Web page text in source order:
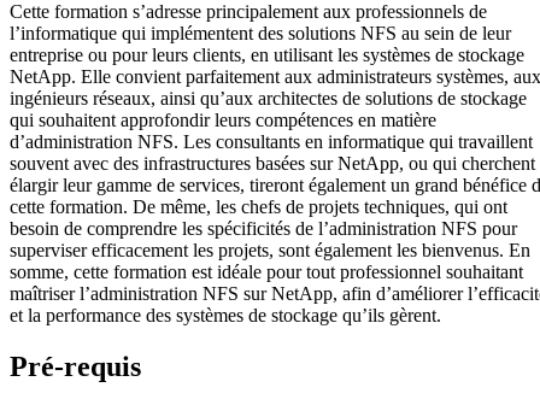
Cette formation s’adresse principalement aux professionnels de
l’informatique qui implémentent des solutions NFS au sein de leur
entreprise ou pour leurs clients, en utilisant les systèmes de stockage
NetApp. Elle convient parfaitement aux administrateurs systèmes, aux
ingénieurs réseaux, ainsi qu’aux architectes de solutions de stockage
qui souhaitent approfondir leurs compétences en matière
d’administration NFS. Les consultants en informatique qui travaillent
souvent avec des infrastructures basées sur NetApp, ou qui cherchent
élargir leur gamme de services, tireront également un grand bénéfice
cette formation. De même, les chefs de projets techniques, qui ont
besoin de comprendre les spécificités de l’administration NFS pour
superviser efficacement les projets, sont également les bienvenus. En
somme, cette formation est idéale pour tout professionnel souhaitant
maîtriser l’administration NFS sur NetApp, afin d’améliorer
et la performance des systèmes de stockage qu’ils gèrent.
Pré-requis